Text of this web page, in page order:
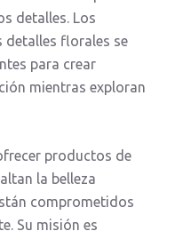
detalles. Los
detalles florales se
para crear
mientras exploran
productos de
la belleza
comprometidos
Su misión es